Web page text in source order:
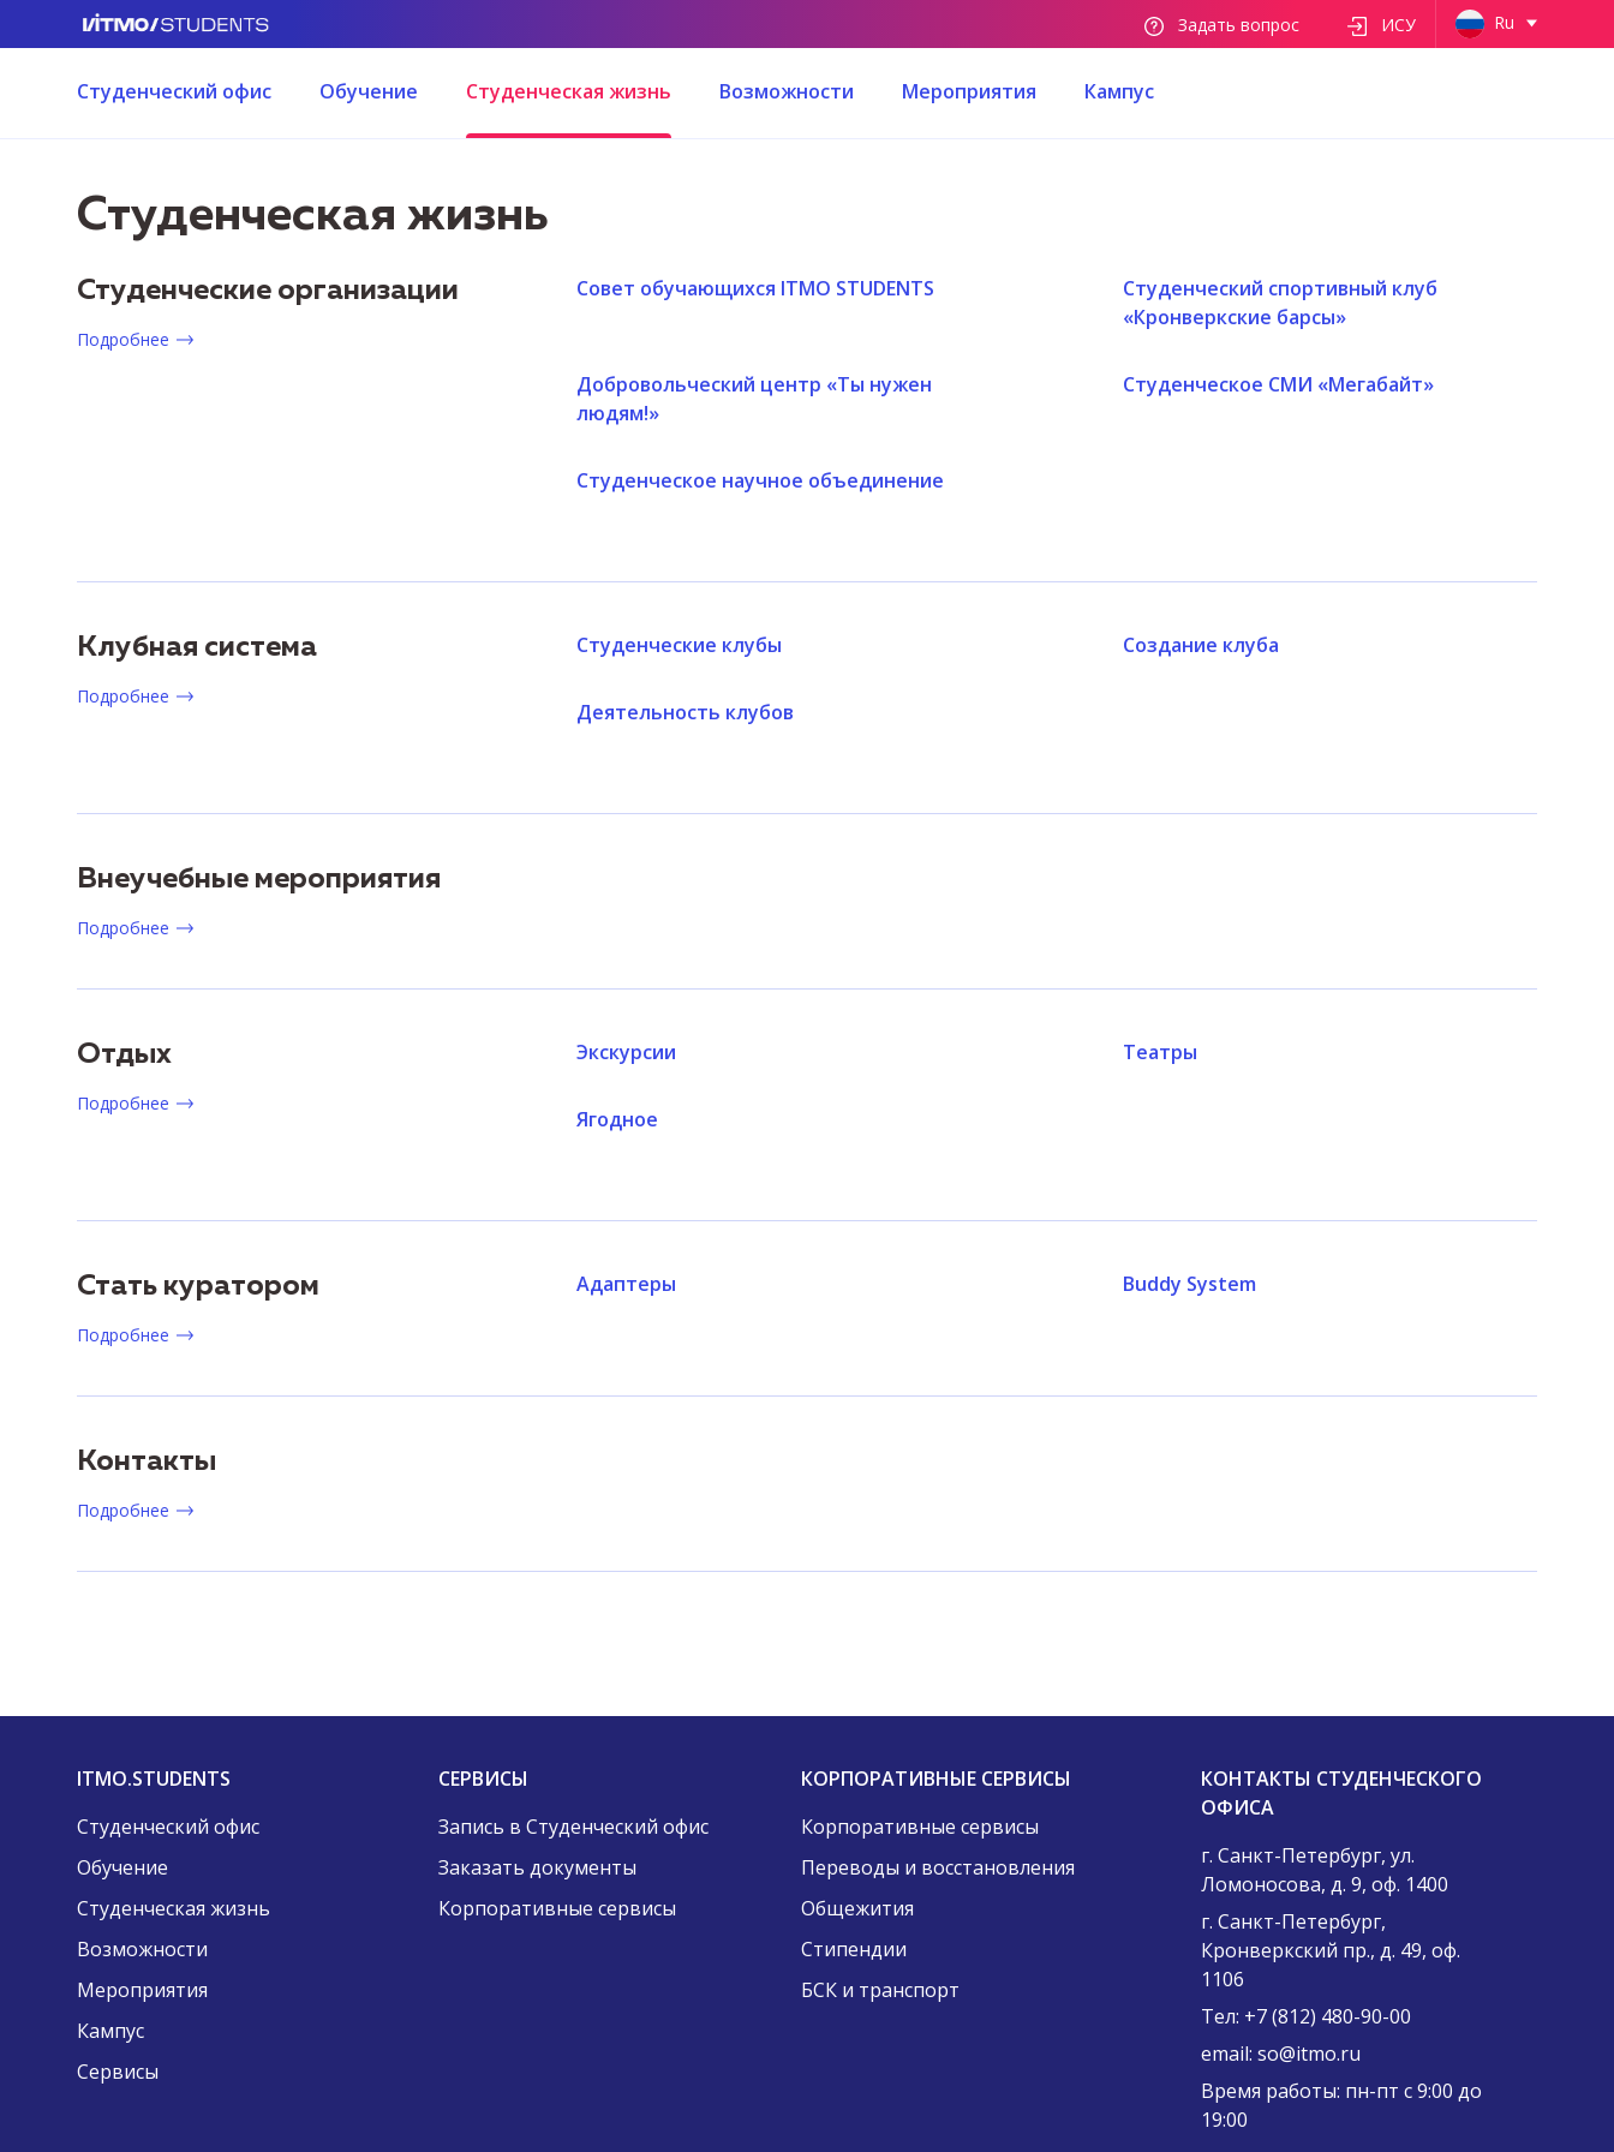
Задать вопрос ИСУ Ru
Студенческий офис Обучение Студенческая жизнь Возможности Мероприятия Кампус
Студенческая жизнь
Студенческие организации
Подробнее
Совет обучающихся ITMO STUDENTS
Студенческий спортивный клуб
«Кронверкские барсы»
Добровольческий центр «Ты нужен
людям!»
Студенческое СМИ «Мегабайт»
Студенческое научное объединение
Клубная система
Подробнее
Студенческие клубы Создание клуба
Деятельность клубов
Внеучебные мероприятия
Подробнее
Отдых
Подробнее
Экскурсии Театры
Ягодное
Стать куратором
Подробнее
Адаптеры Buddy System
Контакты
Подробнее
ITMO.STUDENTS
Студенческий офис
Обучение
Студенческая жизнь
Возможности
Мероприятия
Кампус
Сервисы
СЕРВИСЫ
Запись в Студенческий офис
Заказать документы
Корпоративные сервисы
КОРПОРАТИВНЫЕ СЕРВИСЫ
Корпоративные сервисы
Переводы и восстановления
Общежития
Стипендии
БСК и транспорт
КОНТАКТЫ СТУДЕНЧЕСКОГО
ОФИСА
г. Санкт-Петербург, ул.
Ломоносова, д. 9, оф. 1400
г. Санкт-Петербург,
Кронверкский пр., д. 49, оф.
1106
Тел: +7 (812) 480-90-00
email: so@itmo.ru
Время работы: пн-пт с 9:00 до
19:00